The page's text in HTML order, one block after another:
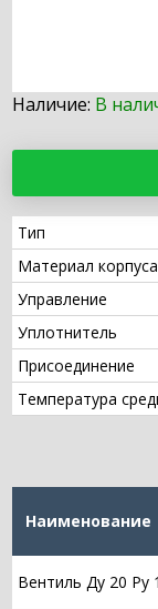
Наличие: В
Тип
Материал корпуса
Управление
Уплотнитель
Присоединение
Температура
Наименование
Вентиль Ду 20 Ру